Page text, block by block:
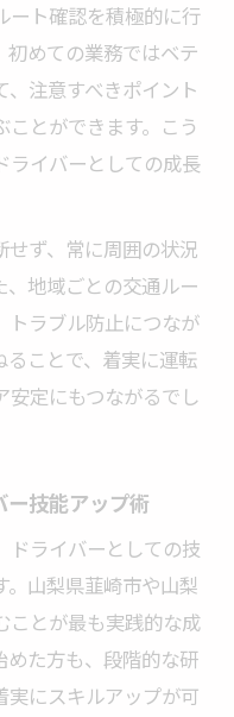
ート確認を積極的に行
初めての業務ではベテ
注意すべきポイント
とができます。こう
ライバーとしての成長
ず、常に周囲の状況
、地域ごとの交通ルー
トラブル防止につなが
ることで、着実に運転
安定にもつながるでし
技能アップ術
ドライバーとしての技
山梨県韮崎市や山梨
ことが最も実践的な成
めた方も、段階的な研
実にスキルアップが可